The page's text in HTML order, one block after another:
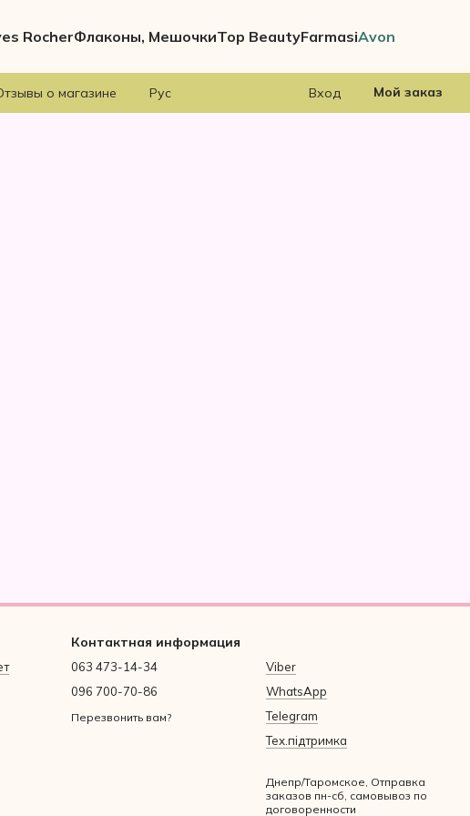
RocherФлаконы, МешочкиTop BeautyFarmasiAvon
о магазине Рус Вход Мой заказ
Контактная информация
063 473-14-34
096 700-70-86
Перезвонить вам?
Viber
WhatsApp
Telegram
Тех.підтримка
Днепр/Таромское, Отправка
заказов пн-сб, самовывоз по
договоренности